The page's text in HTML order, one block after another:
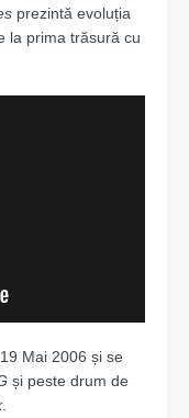
prezintă evoluția
la prima trăsură cu
Mai 2006 și se
și peste drum de
.